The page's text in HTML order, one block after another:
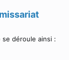
déroule ainsi :